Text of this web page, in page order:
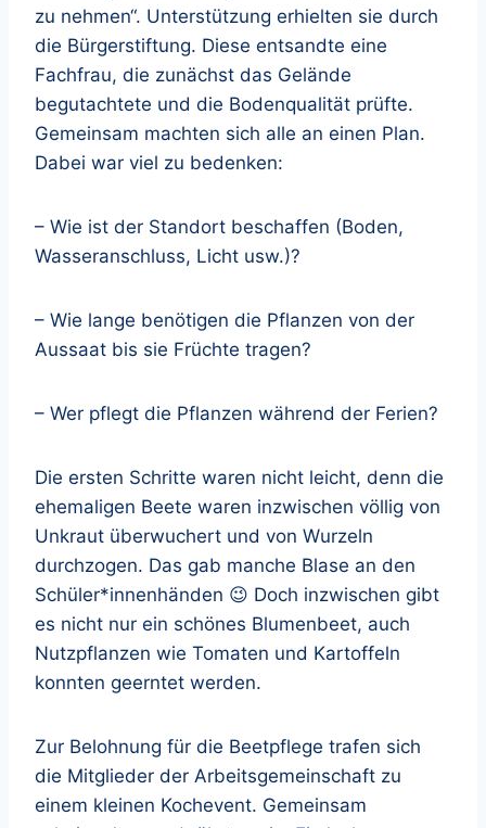
zu nehmen“. Unterstützung erhielten sie durch
die Bürgerstiftung. Diese entsandte eine
Fachfrau, die zunächst das Gelände
begutachtete und die Bodenqualität prüfte.
Gemeinsam machten sich alle an einen Plan.
Dabei war viel zu bedenken:
– Wie ist der Standort beschaffen (Boden,
Wasseranschluss, Licht usw.)?
– Wie lange benötigen die Pflanzen von der
Aussaat bis sie Früchte tragen?
– Wer pflegt die Pflanzen während der Ferien?
Die ersten Schritte waren nicht leicht, denn die
ehemaligen Beete waren inzwischen völlig von
Unkraut überwuchert und von Wurzeln
durchzogen. Das gab manche Blase an den
Schüler*innenhänden 😉 Doch inzwischen gibt
es nicht nur ein schönes Blumenbeet, auch
Nutzpflanzen wie Tomaten und Kartoffeln
konnten geerntet werden.
Zur Belohnung für die Beetpflege trafen sich
die Mitglieder der Arbeitsgemeinschaft zu
einem kleinen Kochevent. Gemeinsam